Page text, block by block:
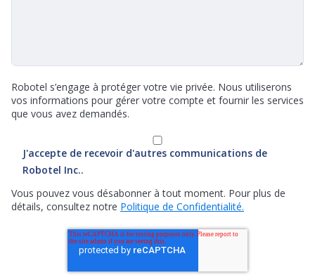
Robotel s’engage à protéger votre vie privée. Nous utiliserons
vos informations pour gérer votre compte et fournir les services
que vous avez demandés.
J'accepte de recevoir d'autres communications de
Robotel Inc..
Vous pouvez vous désabonner à tout moment. Pour plus de
détails, consultez notre Politique de Confidentialité.